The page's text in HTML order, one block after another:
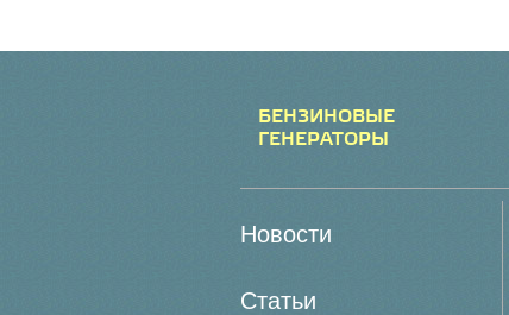
БЕНЗИНОВЫЕ
ГЕНЕРАТОРЫ
Новости
Статьи